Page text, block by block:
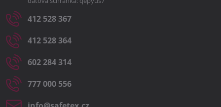
412 528 367
412 528 364
602 284 314
777 000 556